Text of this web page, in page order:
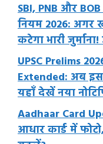
SBI, PNB और
नियम 2026: अगर
कटेगा भारी
UPSC Prelims
Extended: अब
यहाँ देखें नया
Aadhaar Card
आधार कार्ड में